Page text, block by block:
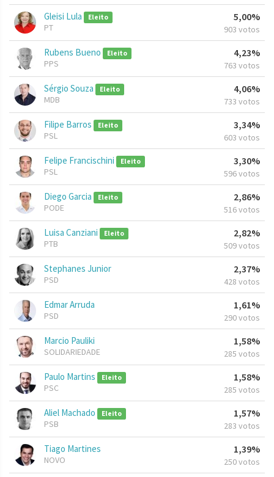
Gleisi Lula Eleito
PT
5,00%
903 votos
Rubens Bueno Eleito
PPS
4,23%
763 votos
Sérgio Souza Eleito
MDB
4,06%
733 votos
Filipe Barros Eleito
PSL
3,34%
603 votos
Felipe Francischini Eleito
PSL
3,30%
596 votos
Diego Garcia Eleito
PODE
2,86%
516 votos
Luisa Canziani Eleito
PTB
2,82%
509 votos
Stephanes Junior
PSD
2,37%
428 votos
Edmar Arruda
PSD
1,61%
290 votos
Marcio Pauliki
SOLIDARIEDADE
1,58%
285 votos
Paulo Martins Eleito
PSC
1,58%
285 votos
Aliel Machado Eleito
PSB
1,57%
283 votos
Tiago Martines
NOVO
1,39%
250 votos